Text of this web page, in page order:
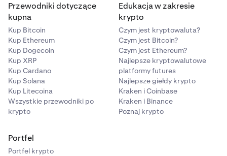
Rynek (para handlowa z ikoną)
Strona (Kup lub Sprzedaj)
Ilość otwarta
Cena otwarcia
Bieżąca cena
Wartość (bieżąca wartość nominalna)
TP/SL (poziomy Take Profit i Stop Loss, z opcjami
Dodaj, Edytuj lub Usuń)
Przewodniki dotyczące
kupna
Kup Bitcoin
Kup Ethereum
Kup Dogecoin
Kup XRP
Kup Cardano
Kup Solana
Kup Litecoina
Wszystkie przewodniki po
krypto
Edukacja w zakresie
krypto
Czym jest kryptowaluta?
Czym jest Bitcoin?
Czym jest Ethereum?
Najlepsze kryptowalutowe
platformy futures
Najlepsze giełdy krypto
Kraken i Coinbase
Kraken i Binance
Poznaj krypto
Portfel
Portfel krypto